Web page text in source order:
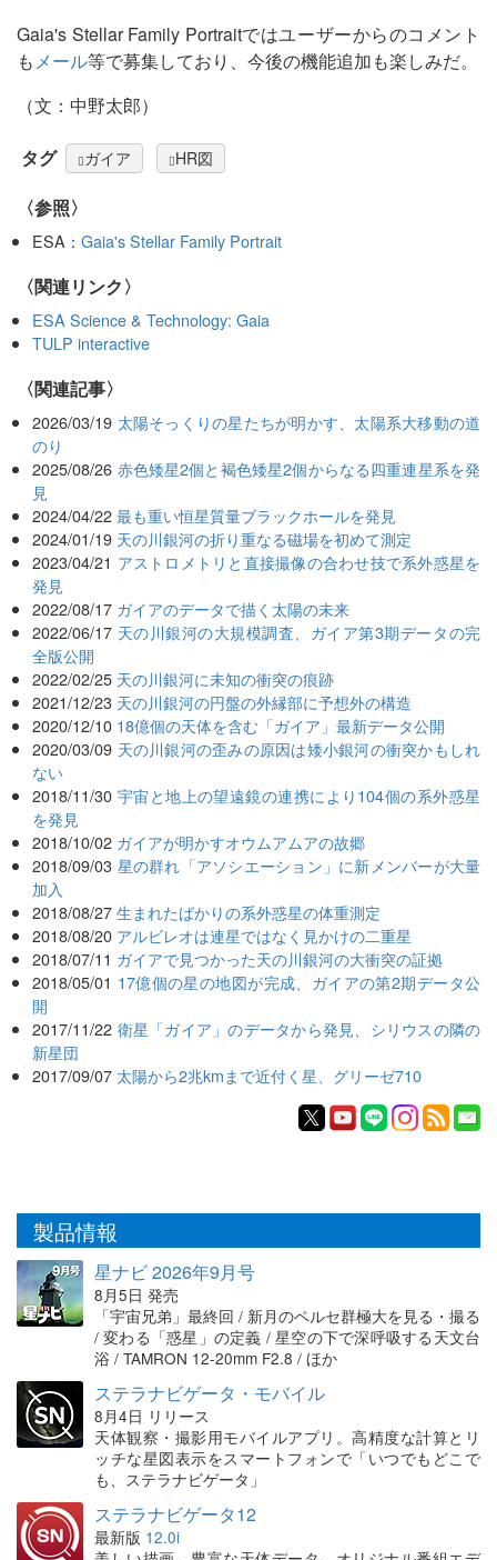
Gaia's Stellar Family Portraitではユーザーからのコメント
もメール等で募集しており、今後の機能追加も楽しみだ。
（文：中野太郎）
タグ ガイア HR図
〈参照〉
ESA：Gaia's Stellar Family Portrait
〈関連リンク〉
ESA Science & Technology: Gaia
TULP interactive
関連記事
2026/03/19 太陽そっくりの星たちが明かす、太陽系大移動の道
のり
2025/08/26 赤色矮星2個と褐色矮星2個からなる四重連星系を発
見
2024/04/22 最も重い恒星質量ブラックホールを発見
2024/01/19 天の川銀河の折り重なる磁場を初めて測定
2023/04/21 アストロメトリと直接撮像の合わせ技で系外惑星を
発見
2022/08/17 ガイアのデータで描く太陽の未来
2022/06/17 天の川銀河の大規模調査、ガイア第3期データの完
全版公開
2022/02/25 天の川銀河に未知の衝突の痕跡
2021/12/23 天の川銀河の円盤の外縁部に予想外の構造
2020/12/10 18億個の天体を含む「ガイア」最新データ公開
2020/03/09 天の川銀河の歪みの原因は矮小銀河の衝突かもしれ
ない
2018/11/30 宇宙と地上の望遠鏡の連携により104個の系外惑星
を発見
2018/10/02 ガイアが明かすオウムアムアの故郷
2018/09/03 星の群れ「アソシエーション」に新メンバーが大量
加入
2018/08/27 生まれたばかりの系外惑星の体重測定
2018/08/20 アルビレオは連星ではなく見かけの二重星
2018/07/11 ガイアで見つかった天の川銀河の大衝突の証拠
2018/05/01 17億個の星の地図が完成、ガイアの第2期データ公
開
2017/11/22 衛星「ガイア」のデータから発見、シリウスの隣の
新星団
2017/09/07 太陽から2兆kmまで近付く星、グリーゼ710
製品情報
星ナビ 2026年9月号
8月5日 発売
「宇宙兄弟」最終回 / 新月のペルセ群極大を見る・撮る
/ 変わる「惑星」の定義 / 星空の下で深呼吸する天文台
浴 / TAMRON 12-20mm F2.8 / ほか
ステラナビゲータ・モバイル
8月4日 リリース
天体観察・撮影用モバイルアプリ。高精度な計算とリ
ッチな星図表示をスマートフォンで「いつでもどこで
も、ステラナビゲータ」
ステラナビゲータ12
最新版 12.0i